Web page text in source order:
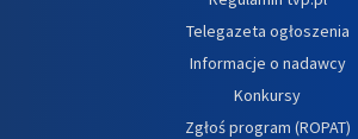
Telegazeta ogłoszenia
Informacje o nadawcy
Konkursy
Zgłoś program (ROPAT)